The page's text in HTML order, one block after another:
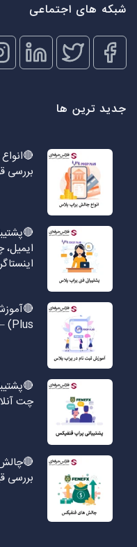
شبکه های اجتماعی
جدید ترین ها
بررسی
ایمیل،
Plus) – سه مرحله تا ورود به پنل کاربری🔴
چت
بررسی